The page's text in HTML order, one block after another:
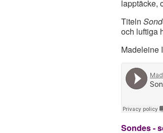
lapptäcke,
Titeln
och luftiga
Madeleine
Sondes -